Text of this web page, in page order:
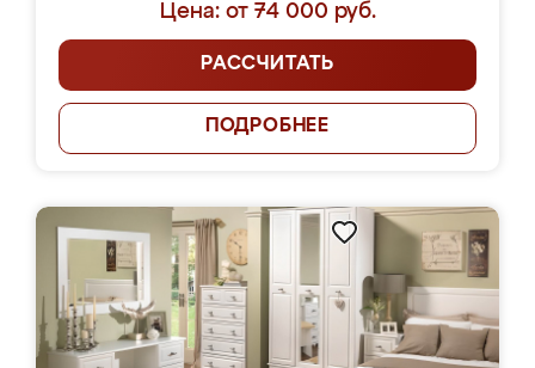
Цена: от 74 000 руб.
РАССЧИТАТЬ
ПОДРОБНЕЕ